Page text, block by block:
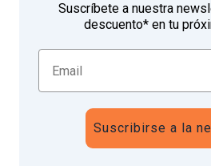
Suscríbete a nuestra
descuento* en tu
Suscribirse a la